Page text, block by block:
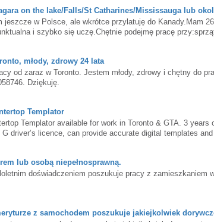
on the lake/Falls/St Catharines/Mississauga lub
jeszcze w Polsce, ale wkrótce przylatuję do Kanady.Mam
i szybko się uczę.Chętnie podejmę pracę
prywatnej. lub email: sararojda550@gmail.comDziękuję i
młody, zdrowy 24 lata
od zaraz w Toronto. Jestem młody, zdrowy i chętny do
Dziękuję.
Templator
Templator available for work in Toronto & GTA. 3
G driver’s licence, can provide accurate digital templates
lub osobą niepełnosprawną.
doświadczeniem poszukuje pracy z zamieszkaniem
z samochodem poszukuje jakiejkolwiek